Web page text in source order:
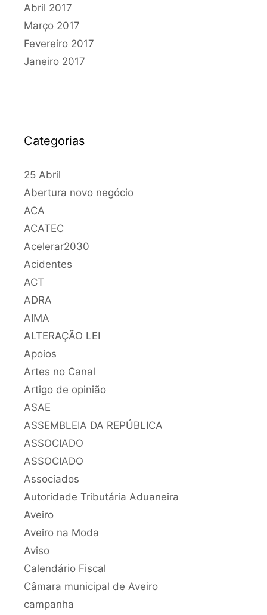
Abril 2017
Março 2017
Fevereiro 2017
Janeiro 2017
Categorias
25 Abril
Abertura novo negócio
ACA
ACATEC
Acelerar2030
Acidentes
ACT
ADRA
AIMA
ALTERAÇÃO LEI
Apoios
Artes no Canal
Artigo de opinião
ASAE
ASSEMBLEIA DA REPÚBLICA
ASSOCIADO
ASSOCIADO
Associados
Autoridade Tributária Aduaneira
Aveiro
Aveiro na Moda
Aviso
Calendário Fiscal
Câmara municipal de Aveiro
campanha